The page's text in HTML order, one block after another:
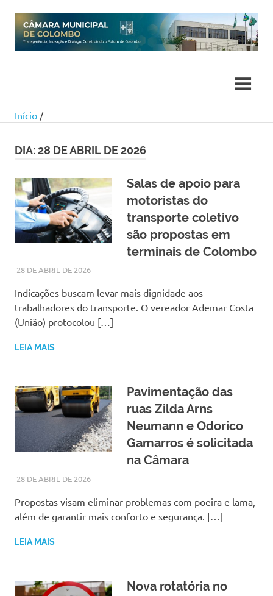
content
Início /
DIA:28 DE ABRIL DE 2026
Salas de apoio para
motoristas do
transporte coletivo
são propostas em
terminais de Colombo
28 DE ABRIL DE 2026LARISSA TURKO
NOTÍCIAS
Indicações buscam levar mais dignidade aos
trabalhadores do transporte. O vereador Ademar Costa
(União) protocolou […]
LEIA MAIS
Pavimentação das
ruas Zilda Arns
Neumann e Odorico
Gamarros é solicitada
na Câmara
28 DE ABRIL DE 2026LARISSA TURKO
NOTÍCIAS
Propostas visam eliminar problemas com poeira e lama,
além de garantir mais conforto e segurança. […]
LEIA MAIS
Nova rotatória no